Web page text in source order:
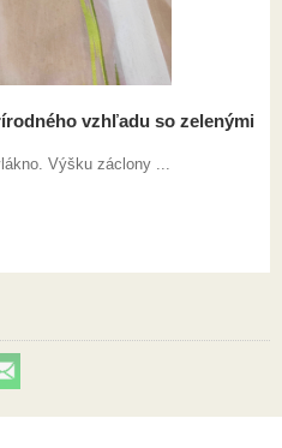
vzhľadu so zelenými
Výšku záclony ...